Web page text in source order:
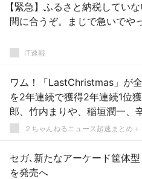
【緊急】ふるさと納税してい
間に合うぞ。まじで急いでや
IT速報
ワム！「LastChristmas」が
を2年連続で獲得2年連続1位獲得
郎、竹内まりや、稲垣潤一、
２ちゃんねるニュース超速まとめ＋
セガ､新たなアーケード筐体
を発売へ